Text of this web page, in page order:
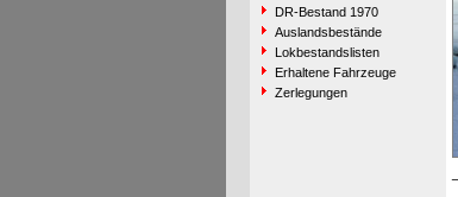
DR-Bestand 1970
Auslandsbestände
Lokbestandslisten
Erhaltene Fahrzeuge
Zerlegungen